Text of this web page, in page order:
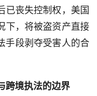
已丧失控制权，美国
下，将被盗资产直接
手段剥夺受害人的合
跨境执法的边界